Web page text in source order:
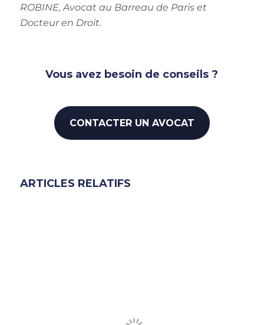
ROBINE, Avocat au Barreau de Paris et
Docteur en Droit.
Vous avez besoin de conseils ?
CONTACTER UN AVOCAT
ARTICLES RELATIFS